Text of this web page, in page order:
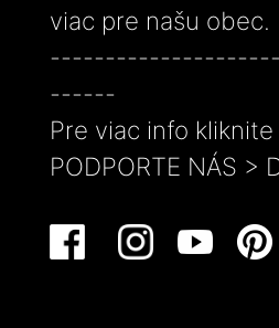
viac pre našu obec.
------
Pre viac info kliknite
PODPORTE NÁS >